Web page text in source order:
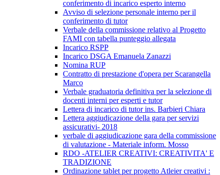
conferimento di incarico esperto interno
Avviso di selezione personale interno per il
conferimento di tutor
Verbale della commissione relativo al Progetto
FAMI con tabella punteggio allegata
Incarico RSPP
Incarico DSGA Emanuela Zanazzi
Nomina RUP
Contratto di prestazione d'opera per Scarangella
Marco
Verbale graduatoria definitiva per la selezione di
docenti interni per esperti e tutor
Lettera di incarico di tutor ins. Barbieri Chiara
Lettera aggiudicazione della gara per servizi
assicurativi- 2018
verbale di aggiudicazione gara della commissione
di valutazione - Materiale inform. Mosso
RDO -ATELIER CREATIVI: CREATIVITA' E
TRADIZIONE
Ordinazione tablet per progetto Atleier creativi :